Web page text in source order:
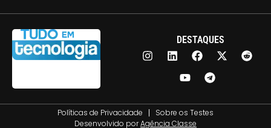
DESTAQUES
Políticas de Privacidade
Sobre os Testes
Desenvolvido porAgência Classe